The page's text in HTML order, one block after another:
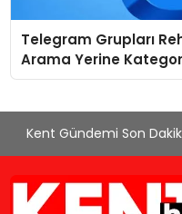
Telegram Grupları
Arama Yerine
Kent Gündemi Son